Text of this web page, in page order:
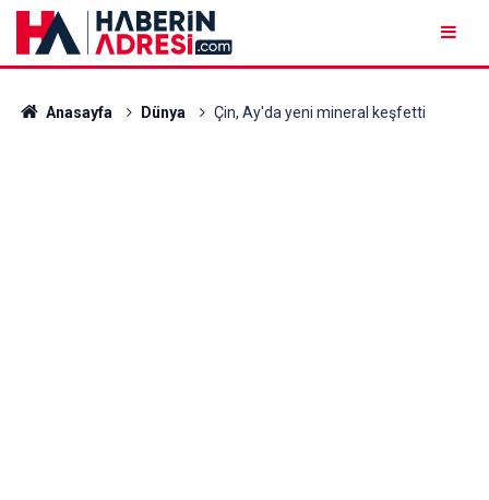
Anasayfa Dünya Çin, Ay'da yeni mineral keşfetti